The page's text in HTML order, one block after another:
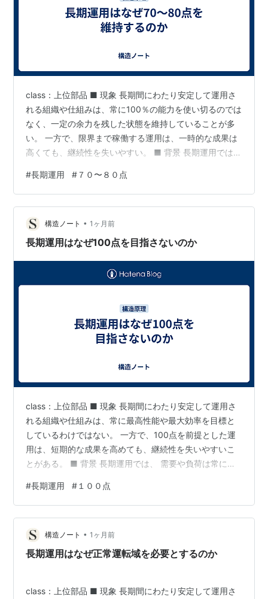
class：上位部品 ■ 現象 長期間にわたり安定して運用さ
れる組織や仕組みは、常に100％の能力を使い切るのでは
なく、一定の余力を残した状態を維持していることが多
い。 一方で、限界まで稼働する運用は、一時的な成果は
高くても、継続性を失いやすい。 ■ 背景 長期運用では、
必要である 突発的な障害や新たな課題は避けられない と
いう条件が存在する。 そのため、日常運用だけで能力を
使い切る設計では、変化へ対応する余地が失われる。
【構造】 長期運用が70〜80点を維持するのは、能力を発
揮しないためではない。 変化へ対応する余白を確保しな
#長期運用 # ７０〜８０点
構造ノート • 1ヶ月前
長期運用はなぜ100点を目指さないのか
class：上位部品 ■ 現象 長期間にわたり安定して運用さ
れる組織や仕組みは、常に最高性能や最大効率を目標と
しているわけではない。 一方で、100点を前提とした運
用は、短期的な成果を高めても、継続性を失いやすいこ
とがある。 ■ 背景 長期運用では、 需要や負荷は常に変
る という条件が存在する。 そのため、常に限界性能を前
提とした運用では、変化を吸収する余地が失われる。
【構造】 長期運用が100点を目指さないのは、能力が不
足しているからではない。 継続的な価値を維持するため
の余白を確保するためである。 100点運用 ↓ 余白消失 ↓
#長期運用 # １００点
構造ノート • 1ヶ月前
長期運用はなぜ正常運転域を必要とするのか
class：上位部品 ■ 現象 長期間にわたり安定して運用さ